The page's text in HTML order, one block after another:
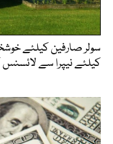
کیلئے نیپرا سے